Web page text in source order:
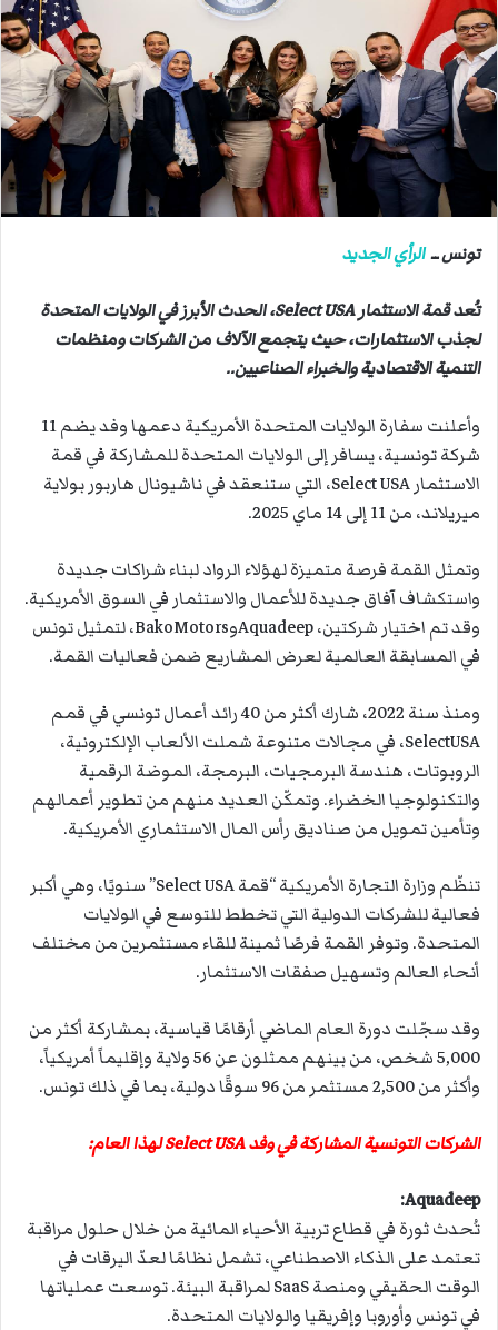
ر
ي
د
إ
ل
ت
ا
تونس ــالرأي الجديد
تُعد قمة الاستثمار Select USA، الحدث الأبرز في الولايات المتحدة
لجذب الاستثمارات، حيث يتجمع الآلاف من الشركات ومنظمات
التنمية الاقتصادية والخبراء الصناعيين..
وأعلنت سفارة الولايات المتحدة الأمريكية دعمها وفد يضم 11
شركة تونسية، يسافر إلى الولايات المتحدة للمشاركة في قمة
الاستثمار Select USA، التي ستنعقد في ناشيونال هاربور بولاية
ميريلاند، من 11 إلى 14 ماي 2025.
وتمثل القمة فرصة متميزة لهؤلاء الرواد لبناء شراكات جديدة
واستكشاف آفاق جديدة للأعمال والاستثمار في السوق الأمريكية.
وقد تم اختيار شركتين، AquadeepوBakoMotors، لتمثيل تونس
في المسابقة العالمية لعرض المشاريع ضمن فعاليات القمة.
ومنذ سنة 2022، شارك أكثر من 40 رائد أعمال تونسي في قمم
SelectUSA، في مجالات متنوعة شملت الألعاب الإلكترونية،
الروبوتات، هندسة البرمجيات، البرمجة، الموضة الرقمية
والتكنولوجيا الخضراء. وتمكّن العديد منهم من تطوير أعمالهم
وتأمين تمويل من صناديق رأس المال الاستثماري الأمريكية.
تنظّم وزارة التجارة الأمريكية “قمة Select USA” سنويًا، وهي أكبر
فعالية للشركات الدولية التي تخطط للتوسع في الولايات
المتحدة. وتوفر القمة فرصًا ثمينة للقاء مستثمرين من مختلف
أنحاء العالم وتسهيل صفقات الاستثمار.
وقد سجّلت دورة العام الماضي أرقامًا قياسية، بمشاركة أكثر من
5,000 شخص، من بينهم ممثلون عن 56 ولاية وإقليماً أمريكياً،
وأكثر من 2,500 مستثمر من 96 سوقًا دولية، بما في ذلك تونس.
الشركات التونسية المشاركة في وفدSelect USAلهذا العام:
Aquadeep
:
تُحدث ثورة في قطاع تربية الأحياء المائية من خلال حلول مراقبة
تعتمد على الذكاء الاصطناعي، تشمل نظامًا لعدّ اليرقات في
الوقت الحقيقي ومنصة SaaS لمراقبة البيئة. توسعت عملياتها
في تونس وأوروبا وإفريقيا والولايات المتحدة.